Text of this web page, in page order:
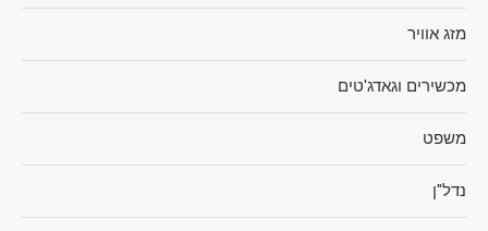
מזג אוויר
מכשירים וגאדג'טים
משפט
נדל"ן